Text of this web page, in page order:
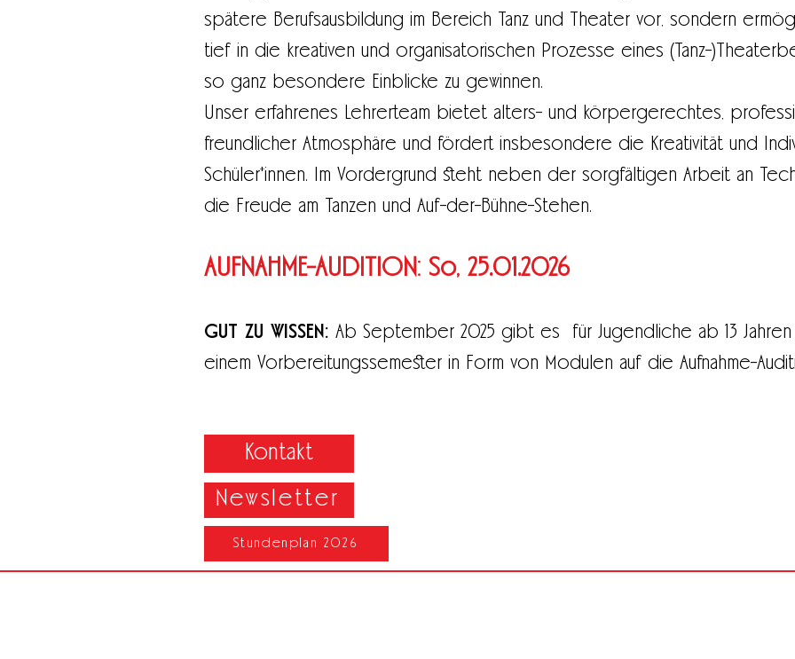
spätere Berufsausbildung im Bereich Tanz und Theater vor, sondern
tief in die kreativen und organisatorischen Prozesse eines (Tanz-
so ganz besondere Einblicke zu gewinnen.
Unser erfahrenes Lehrerteam bietet alters- und körpergerechtes,
freundlicher Atmosphäre und fördert insbesondere die Kreativität und
Schüler*innen. Im Vordergrund steht neben der sorgfältigen Arbeit an
die Freude am Tanzen und Auf-der-Bühne-Stehen.
AUFNAHME-AUDITION: So, 25.01.2026
GUT ZU WISSEN: Ab September 2025 gibt es für Jugendliche ab 13
einem Vorbereitungssemester in Form von Modulen auf die Aufnahme-
Kontakt
Newsletter
Stundenplan 2026